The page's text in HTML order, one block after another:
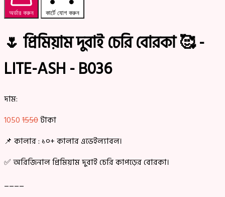
অর্ডার করুন কার্টে যোগ করুন
🌷 প্রিমিয়াম দুবাই চেরি বোরকা 🥰 -
LITE-ASH - B036
দাম:
10501550টাকা
📌 কালার : ১০+ কালার এভেইল্যাবল।
✅ অরিজিনাল প্রিমিয়াম দুবাই চেরি কাপড়ের বোরকা।
____